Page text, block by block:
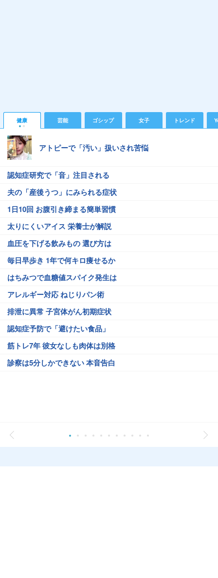
健康 芸能 ゴシップ 女子 トレンド
アトピーで「汚い」扱いされ苦悩
認知症研究で「音」注目される
夫の「産後うつ」にみられる症状
1日10回 お腹引き締まる簡単習慣
太りにくいアイス 栄養士が解説
血圧を下げる飲みもの 選び方は
毎日早歩き 1年で何キロ痩せるか
はちみつで血糖値スパイク発生は
アレルギー対応 ねじりパン術
排泄に異常 子宮体がん初期症状
認知症予防で「避けたい食品」
筋トレ7年 彼女なしも肉体は別格
診察は5分しかできない 本音告白